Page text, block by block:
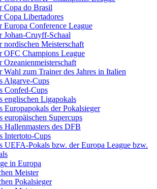
Copa do Brasil
Copa Libertadores
Europa Conference League
Johan-Cruyff-Schaal
nordischen Meisterschaft
OFC Champions League
Ozeanienmeisterschaft
Wahl zum Trainer des Jahres in Italien
Algarve-Cups
Confed-Cups
englischen Ligapokals
Europapokals der Pokalsieger
europäischen Supercups
Hallenmasters des DFB
Intertoto-Cups
UEFA-Pokals bzw. der Europa League bzw.
in Europa
Meister
Pokalsieger